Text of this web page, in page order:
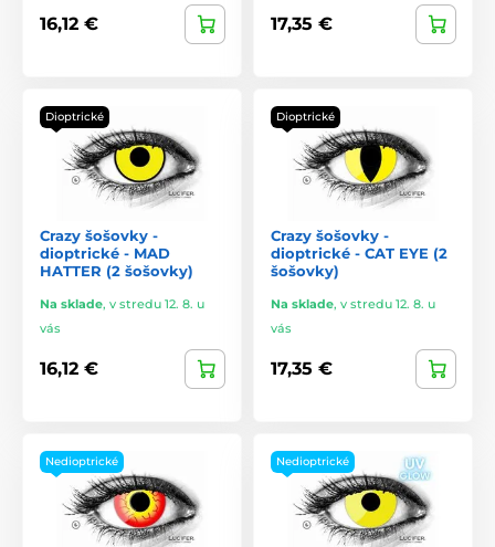
16,12 € 17,35 €
Dioptrické
Crazy šošovky -
dioptrické - MAD
HATTER (2 šošovky)
Na sklade, v stredu 12. 8. u
vás
16,12 €
Dioptrické
Crazy šošovky -
dioptrické - CAT EYE (2
šošovky)
Na sklade, v stredu 12. 8. u
vás
17,35 €
Nedioptrické Nedioptrické